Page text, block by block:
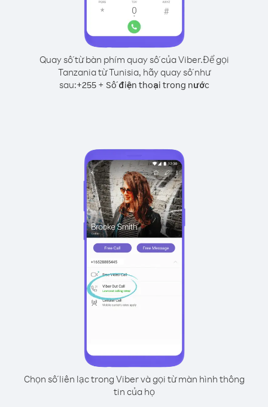
Quay số từ bàn phím quay số của Viber.Để gọi
Tanzania từ Tunisia, hãy quay số như
sau:+255+ Số điện thoại trong nước
Chọn số liên lạc trong Viber và gọi từ màn hình thông
tin của họ